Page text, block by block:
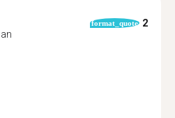
format_quote 2